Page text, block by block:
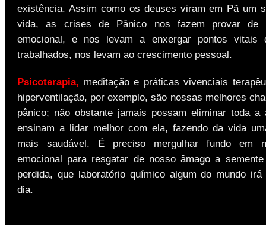
existência. Assim como os deuses viram em Pã um
vida, as crises de Pânico nos fazem provar de
emocional, e nos levam a enxergar pontos vitais
trabalhados, nos levam ao crescimento pessoal.
Psicoterapia, meditação e práticas vivenciais
hiperventilação, por exemplo, são nossas melhores
pânico; não obstante jamais possam eliminar toda a
ensinam a lidar melhor com ela, fazendo da vida
mais saudável. É preciso mergulhar fundo em
emocional para resgatar de nosso âmago a
perdida, que laboratório químico algum do mundo
dia.